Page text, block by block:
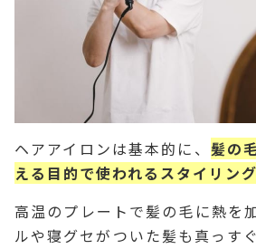
ヘアアイロンは基本的に、 髪の
える目的で使われるスタイリン
高温のプレートで髪の毛に熱を
ルや寝グセがついた髪も真っす